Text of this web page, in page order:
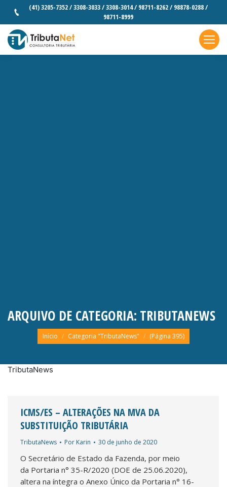
(41) 3205-7352 / 3308-3033 / 3308-3014 / 98711-8262 / 98878-0288 /
98711-8999
ARQUIVO DE CATEGORIA: TRIBUTANEWS
Você está aqui:
Início Categoria "TributaNews" (Página 395)
TributaNews
ICMS/ES – ALTERAÇÕES NA MVA DA
SUBSTITUIÇÃO TRIBUTÁRIA
TributaNews Por Karin 30 de junho de 2020
O Secretário de Estado da Fazenda, por meio
da Portaria n° 35-R/2020 (DOE de 25.06.2020),
altera na íntegra o Anexo Único da Portaria n° 16-